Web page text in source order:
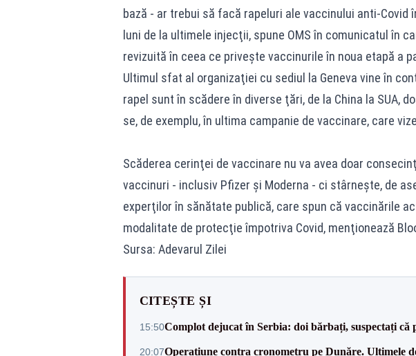
bază - ar trebui să facă rapeluri ale vaccinului anti-Covid
luni de la ultimele injecţii, spune OMS în comunicatul în
revizuită în ceea ce priveşte vaccinurile în noua etapă a
Ultimul sfat al organizaţiei cu sediul la Geneva vine în
rapel sunt în scădere în diverse ţări, de la China la SUA,
se, de exemplu, în ultima campanie de vaccinare, care
Scăderea cerinţei de vaccinare nu va avea doar
vaccinuri - inclusiv Pfizer şi Moderna - ci stârneşte, de
experţilor în sănătate publică, care spun că vaccinările
modalitate de protecţie împotriva Covid, menţionează
Sursa: Adevarul Zilei
CITEȘTE ȘI
15:50Complot dejucat în Serbia: doi bărbați, suspectați că
20:07Operațiune contra cronometru pe Dunăre. Ultimele